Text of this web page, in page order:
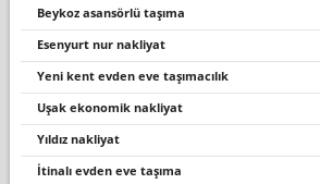
beykoz asansörlü taşıma
esenyurt nur nakliyat
yeni kent evden eve taşımacılık
uşak ekonomik nakliyat
yıldız nakliyat
itinalı evden eve taşıma